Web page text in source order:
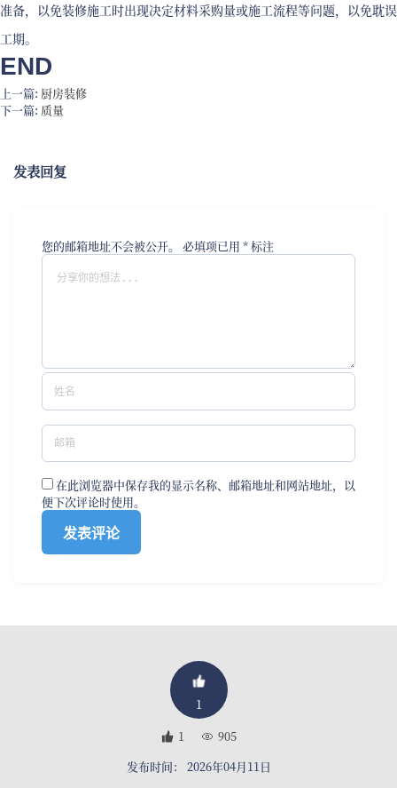
准备，以免装修施工时出现决定材料采购量或施工流程等问题，以免耽误
工期。
END
上一篇: 厨房装修
下一篇: 质量
发表回复
您的邮箱地址不会被公开。 必填项已用 *标注
在此浏览器中保存我的显示名称、邮箱地址和网站地址，以
便下次评论时使用。
1
1
905
发布时间： 2026年04月11日